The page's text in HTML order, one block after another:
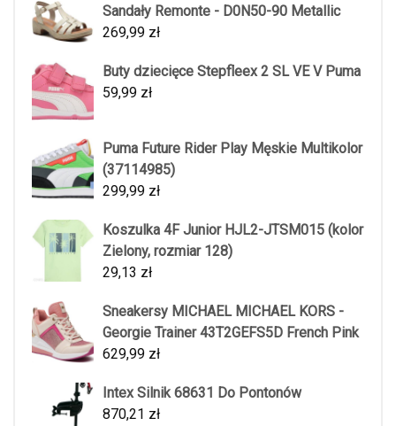
Sandały Remonte - D0N50-90 Metallic
269,99 zł
Buty dziecięce Stepfleex 2 SL VE V Puma
59,99 zł
Puma Future Rider Play Męskie Multikolor
(37114985)
299,99 zł
Koszulka 4F Junior HJL2-JTSM015 (kolor
Zielony, rozmiar 128)
29,13 zł
Sneakersy MICHAEL MICHAEL KORS -
Georgie Trainer 43T2GEFS5D French Pink
629,99 zł
Intex Silnik 68631 Do Pontonów
870,21 zł